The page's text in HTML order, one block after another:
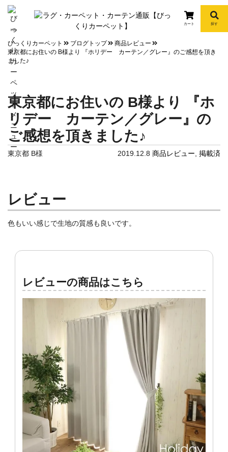
info
カート 探す
びっくりカーペット ブログトップ
商品レビュー
東京都にお住いの B様より 『ホリデー カーテン／グレー』のご感想を頂き
ました♪
東京都にお住いの B様より 『ホ
リデー カーテン／グレー』の
ご感想を頂きました♪
東京都 B様 2019.12.8 商品レビュー 掲載済
レビュー
色もいい感じで生地の質感も良いです。
レビューの商品はこちら